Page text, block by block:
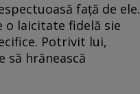
faţă de ele.
laicitate fidelă sie
Potrivit lui,
să hrănească